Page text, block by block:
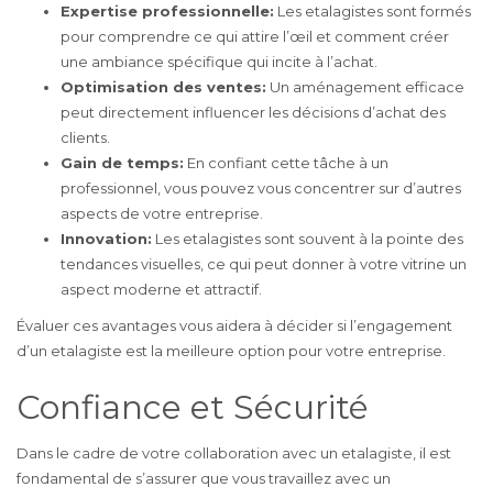
Expertise professionnelle: Les etalagistes sont formés
pour comprendre ce qui attire l’œil et comment créer
une ambiance spécifique qui incite à l’achat.
Optimisation des ventes: Un aménagement efficace
peut directement influencer les décisions d’achat des
clients.
Gain de temps: En confiant cette tâche à un
professionnel, vous pouvez vous concentrer sur d’autres
aspects de votre entreprise.
Innovation: Les etalagistes sont souvent à la pointe des
tendances visuelles, ce qui peut donner à votre vitrine un
aspect moderne et attractif.
Évaluer ces avantages vous aidera à décider si l’engagement
d’un etalagiste est la meilleure option pour votre entreprise.
Confiance et Sécurité
Dans le cadre de votre collaboration avec un etalagiste, il est
fondamental de s’assurer que vous travaillez avec un